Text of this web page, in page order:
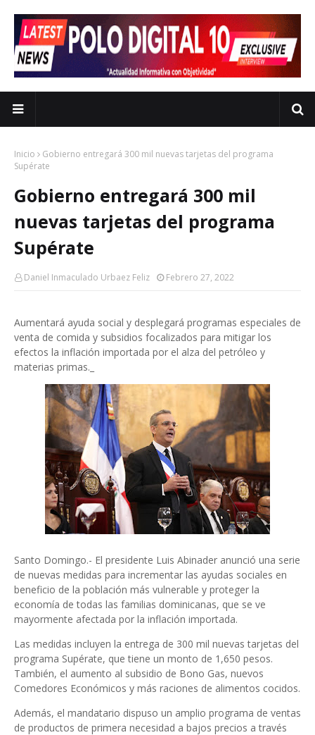
Inicio
Gobierno entregará 300 mil nuevas tarjetas del programa
Supérate
Gobierno entregará 300 mil
nuevas tarjetas del programa
Supérate
Daniel Inmaculado Urbaez Feliz Febrero 27, 2022
Aumentará ayuda social y desplegará programas especiales de
venta de comida y subsidios focalizados para mitigar los
efectos la inflación importada por el alza del petróleo y
materias primas._
Santo Domingo.- El presidente Luis Abinader anunció una serie
de nuevas medidas para incrementar las ayudas sociales en
beneficio de la población más vulnerable y proteger la
economía de todas las familias dominicanas, que se ve
mayormente afectada por la inflación importada.
Las medidas incluyen la entrega de 300 mil nuevas tarjetas del
programa Supérate, que tiene un monto de 1,650 pesos.
También, el aumento al subsidio de Bono Gas, nuevos
Comedores Económicos y más raciones de alimentos cocidos.
Además, el mandatario dispuso un amplio programa de ventas
de productos de primera necesidad a bajos precios a través